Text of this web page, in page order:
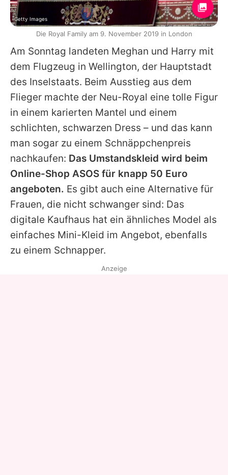
Am Sonntag landeten Meghan und Harry mit
dem Flugzeug in Wellington, der Hauptstadt
des Inselstaats. Beim Ausstieg aus dem
Flieger machte der Neu-Royal eine tolle Figur
in einem karierten Mantel und einem
schlichten, schwarzen Dress – und das kann
man sogar zu einem Schnäppchenpreis
nachkaufen: Das Umstandskleid wird beim
Online-Shop ASOS für knapp 50 Euro
angeboten. Es gibt auch eine Alternative für
Frauen, die nicht schwanger sind: Das
digitale Kaufhaus hat ein ähnliches Model als
einfaches Mini-Kleid im Angebot, ebenfalls
zu einem Schnapper.
Getty Images
Die Royal Family am 9. November 2019 in London
Anzeige